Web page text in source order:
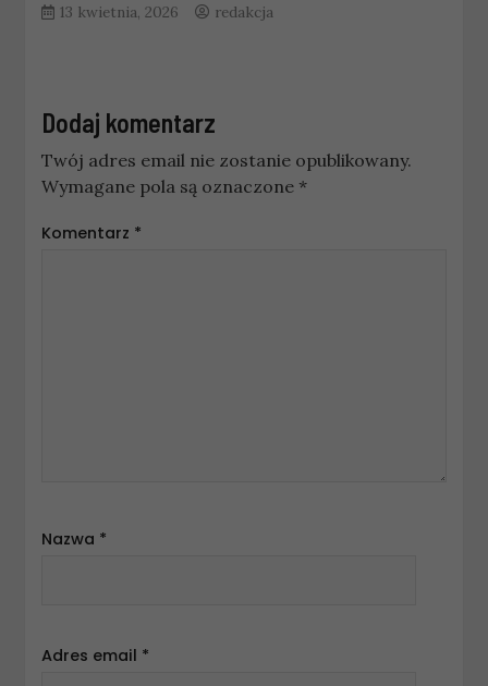
13 kwietnia, 2026 redakcja
Dodaj komentarz
Twój adres email nie zostanie opublikowany.
Wymagane pola są oznaczone *
Komentarz *
Nazwa *
Adres email *